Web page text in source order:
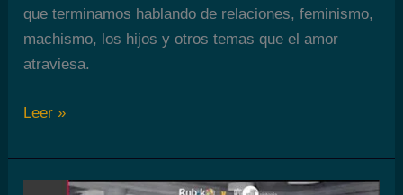
que terminamos hablando de relaciones, feminismo,
machismo, los hijos y otros temas que el amor
atraviesa.
La
Episodio
Leer »